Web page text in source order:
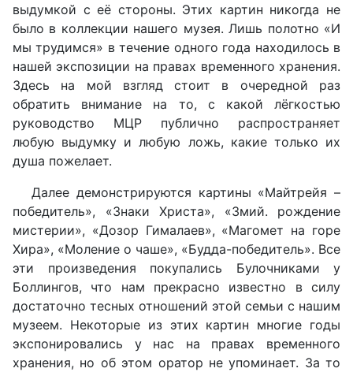
выдумкой с её стороны. Этих картин никогда не
было в коллекции нашего музея. Лишь полотно «И
мы трудимся» в течение одного года находилось в
нашей экспозиции на правах временного хранения.
Здесь на мой взгляд стоит в очередной раз
обратить внимание на то, с какой лёгкостью
руководство МЦР публично распространяет
любую выдумку и любую ложь, какие только их
душа пожелает.
Далее демонстрируются картины «Майтрейя –
победитель», «Знаки Христа», «Змий. рождение
мистерии», «Дозор Гималаев», «Магомет на горе
Хира», «Моление о чаше», «Будда-победитель». Все
эти произведения покупались Булочниками у
Боллингов, что нам прекрасно известно в силу
достаточно тесных отношений этой семьи с нашим
музеем. Некоторые из этих картин многие годы
экспонировались у нас на правах временного
хранения, но об этом оратор не упоминает. За то